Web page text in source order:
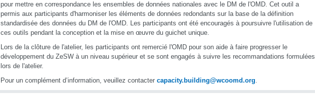
pour mettre en correspondance les ensembles de données nationales avec le DM de l'OMD. Cet outil a
permis aux participants d'harmoniser les éléments de données redondants sur la base de la définition
standardisée des données du DM de l'OMD. Les participants ont été encouragés à poursuivre l'utilisation de
ces outils pendant la conception et la mise en œuvre du guichet unique.
Lors de la clôture de l'atelier, les participants ont remercié l'OMD pour son aide à faire progresser le
développement du ZeSW à un niveau supérieur et se sont engagés à suivre les recommandations formulées
lors de l'atelier.
Pour un complément d’information, veuillez contacter capacity.building@wcoomd.org.